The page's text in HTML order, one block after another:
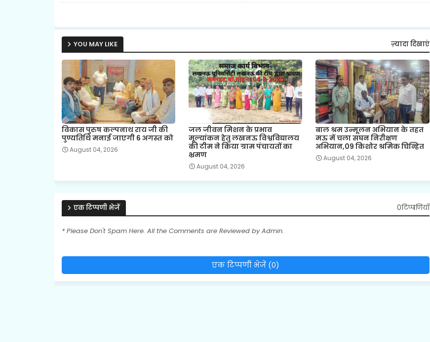
YOU MAY LIKE ज़्यादा दिखाएं
विकास पुरुष कल्पनाथ राय जी की
पुण्यतिथि मनाई जाएगी 6 अगस्त को
August 04, 2026
जल जीवन मिशन के प्रभाव
मूल्यांकन हेतु लखनऊ विश्वविद्यालय
की टीम ने किया ग्राम पंचायतों का
भ्रमण
August 04, 2026
बाल श्रम उन्मूलन अभियान के तहत
मऊ में चला सघन निरीक्षण
अभियान,09 किशोर श्रमिक चिन्हित
August 04, 2026
एक टिप्पणी भेजें 0टिप्पणियाँ
* Please Don't Spam Here. All the Comments are Reviewed by Admin.
एक टिप्पणी भेजें (0)